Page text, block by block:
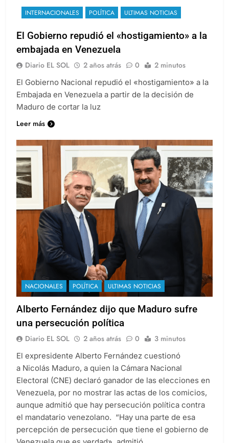
INTERNACIONALES POLÍTICA ULTIMAS NOTICIAS
El Gobierno repudió el «hostigamiento» a la
embajada en Venezuela
Diario EL SOL 2 años atrás 0 2 minutos
El Gobierno Nacional repudió el «hostigamiento» a la
Embajada en Venezuela a partir de la decisión de
Maduro de cortar la luz
Leer más
NACIONALES POLÍTICA ULTIMAS NOTICIAS
Alberto Fernández dijo que Maduro sufre
una persecución política
Diario EL SOL 2 años atrás 0 3 minutos
El expresidente Alberto Fernández cuestionó
a Nicolás Maduro, a quien la Cámara Nacional
Electoral (CNE) declaró ganador de las elecciones en
Venezuela, por no mostrar las actas de los comicios,
aunque admitió que hay persecución política contra
el mandatario venezolano. “Hay una parte de esa
percepción de persecución que tiene el gobierno de